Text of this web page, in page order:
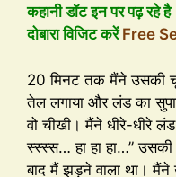
कहानी डॉट इन पर पढ़ रहे
दोबारा विजिट करेंFree
20 मिनट तक मैंने उसकी
तेल लगाया और लंड का
वो चीखी। मैंने धीरे-धीरे
स्स्स्स… हा हा हा…”
बाद मैं झड़ने वाला था।